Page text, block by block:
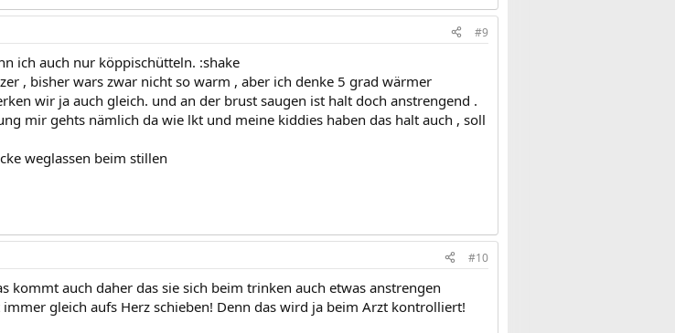
#9
ich auch nur köppischütteln. :shake
, bisher wars zwar nicht so warm , aber ich denke 5 grad wärmer
wir ja auch gleich. und an der brust saugen ist halt doch anstrengend .
mir gehts nämlich da wie lkt und meine kiddies haben das halt auch , soll
weglassen beim stillen
#10
kommt auch daher das sie sich beim trinken auch etwas anstrengen
gleich aufs Herz schieben! Denn das wird ja beim Arzt kontrolliert!